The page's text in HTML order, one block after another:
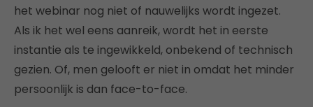
het webinar nog niet of nauwelijks wordt ingezet.
Als ik het wel eens aanreik, wordt het in eerste
instantie als te ingewikkeld, onbekend of technisch
gezien. Of, men gelooft er niet in omdat het minder
persoonlijk is dan face-to-face.